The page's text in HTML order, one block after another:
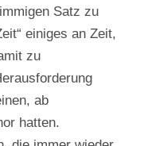
Satz zu
einiges an Zeit,
zu
ab
hatten.